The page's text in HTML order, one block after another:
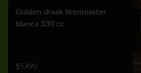
Gulden draak brenmaster
blanca 330 cc
$5.490